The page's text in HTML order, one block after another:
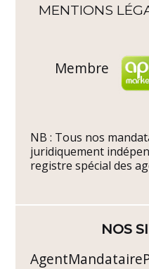
MENTIONS
Membre
NB : Tous nos
juridiquement
registre spécial des
NOS